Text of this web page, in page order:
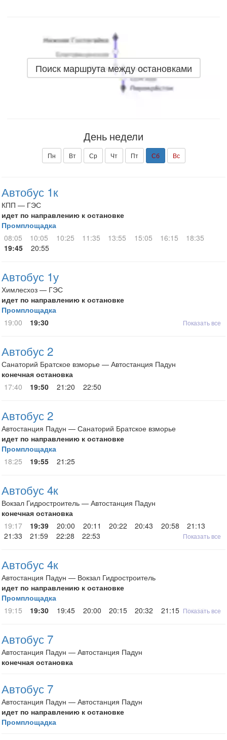
Поиск маршрута между остановками
День недели
Пн Вт Ср Чт Пт Сб Вс
Автобус 1к
КПП — ГЭС
идет по направлению к остановке
Промплощадка
08:05
10:05 10:25 11:35 13:55 15:05 16:15
18:35
19:45
20:55
Автобус 1у
Химлесхоз — ГЭС
идет по направлению к остановке
Промплощадка
19:00
19:30 Показать все
Автобус 2
Санаторий Братское взморье — Автостанция Падун
конечная остановка
17:40
19:50 21:20 22:50
Автобус 2
Автостанция Падун — Санаторий Братское взморье
идет по направлению к остановке
Промплощадка
18:25
19:55 21:25
Автобус 4к
Вокзал Гидростроитель — Автостанция Падун
конечная остановка
19:17
19:39 20:00 20:11 20:22 20:43 20:58
21:13
21:33
21:59 22:28 22:53 Показать все
Автобус 4к
Автостанция Падун — Вокзал Гидростроитель
идет по направлению к остановке
Промплощадка
19:15
19:30 19:45 20:00 20:15 20:32 21:15 21:55
Показать все
Автобус 7
Автостанция Падун — Автостанция Падун
конечная остановка
Автобус 7
Автостанция Падун — Автостанция Падун
идет по направлению к остановке
Промплощадка